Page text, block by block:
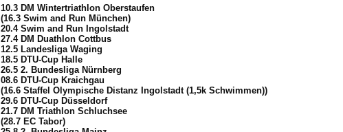
10.3 DM Wintertriathlon Oberstaufen
(16.3 Swim and Run München)
20.4 Swim and Run Ingolstadt
27.4 DM Duathlon Cottbus
12.5 Landesliga Waging
18.5 DTU-Cup Halle
26.5 2. Bundesliga Nürnberg
08.6 DTU-Cup Kraichgau
(16.6 Staffel Olympische Distanz Ingolstadt (1,5k Schwimmen))
29.6 DTU-Cup Düsseldorf
21.7 DM Triathlon Schluchsee
(28.7 EC Tabor)